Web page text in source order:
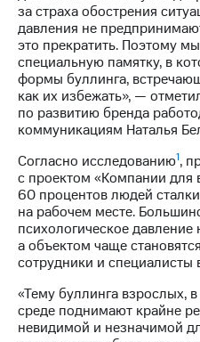
Акционерный
капитал
Контроль
и
аудит
Рынок
акций
Описание
Программа
приобретения
Порядок
выкупа
акций
Дивиденды
Рынок
облигаций
Описание
Еврооблигации-
за страха обострения
давления не
это прекратить. Поэтому
специальную памятку, в
формы буллинга,
как их избежать», —
по развитию бренда
коммуникациям Наталья
Согласно исследованию1,
с проектом «Компании для
60 процентов людей
на рабочем месте.
психологическое давление
а объектом чаще
сотрудники и специалисты
«Тему буллинга взрослых,
среде поднимают крайне
невидимой и незначимой